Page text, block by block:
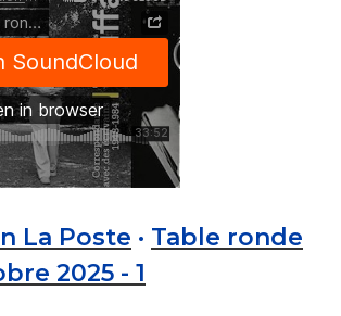
La Poste · Table ronde
2025 - 1